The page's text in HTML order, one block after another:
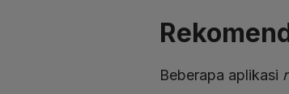
Beberapa aplikasi